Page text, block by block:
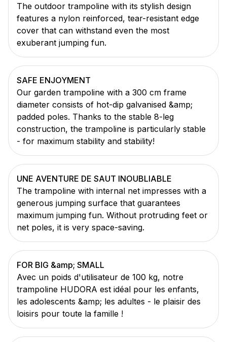
The outdoor trampoline with its stylish design
features a nylon reinforced, tear-resistant edge
cover that can withstand even the most
exuberant jumping fun.
SAFE ENJOYMENT
Our garden trampoline with a 300 cm frame
diameter consists of hot-dip galvanised &amp;
padded poles. Thanks to the stable 8-leg
construction, the trampoline is particularly stable
- for maximum stability and stability!
UNE AVENTURE DE SAUT INOUBLIABLE
The trampoline with internal net impresses with a
generous jumping surface that guarantees
maximum jumping fun. Without protruding feet or
net poles, it is very space-saving.
FOR BIG &amp; SMALL
Avec un poids d'utilisateur de 100 kg, notre
trampoline HUDORA est idéal pour les enfants,
les adolescents &amp; les adultes - le plaisir des
loisirs pour toute la famille !